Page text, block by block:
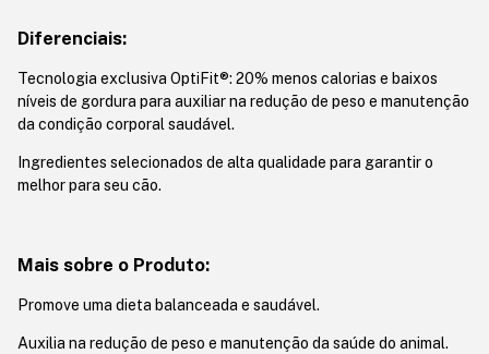
Diferenciais:
Tecnologia exclusiva OptiFit®: 20% menos calorias e baixos
níveis de gordura para auxiliar na redução de peso e manutenção
da condição corporal saudável.
Ingredientes selecionados de alta qualidade para garantir o
melhor para seu cão.
Mais sobre o Produto:
Promove uma dieta balanceada e saudável.
Auxilia na redução de peso e manutenção da saúde do animal.